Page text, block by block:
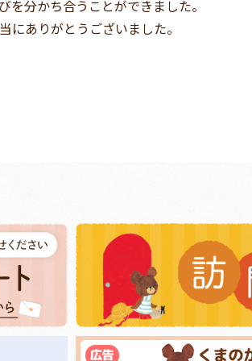
を分かち合うことができました。
にありがとうございました。